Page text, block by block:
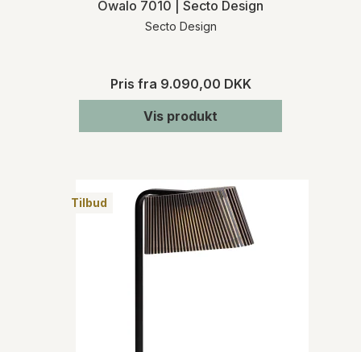
Owalo 7010 | Secto Design
Secto Design
Pris fra 9.090,00 DKK
Vis produkt
Tilbud